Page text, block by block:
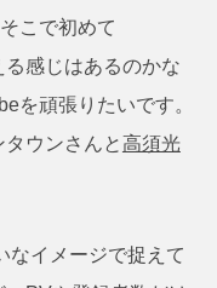
こで初めて
る感じはあるのかな
を頑張りたいです。
ウンさんと高須光
イメージで捉えて